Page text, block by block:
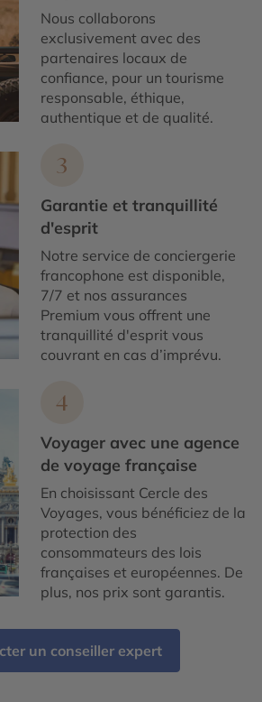
Nous collaborons
exclusivement avec des
partenaires locaux de
confiance, pour un tourisme
responsable, éthique,
authentique et de qualité.
3
Garantie et tranquillité
d'esprit
Notre service de conciergerie
francophone est disponible,
7/7 et nos assurances
Premium vous offrent une
tranquillité d'esprit vous
couvrant en cas d’imprévu.
4
Voyager avec une agence
de voyage française
En choisissant Cercle des
Voyages, vous bénéficiez de la
protection des
consommateurs des lois
françaises et européennes. De
plus, nos prix sont garantis.
un conseiller expert